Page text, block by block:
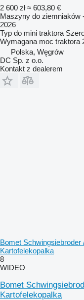
2 600 zł ≈ 603,80 €
Maszyny do ziemniaków
2026
Typ do mini traktora
Wymagana moc traktora
Polska, Węgrów
DC Sp. z o.o.
Kontakt z dealerem
Bomet Schwingsiebroder
Kartofelekopalka
8
WIDEO
Bomet
Kartofelekopalka